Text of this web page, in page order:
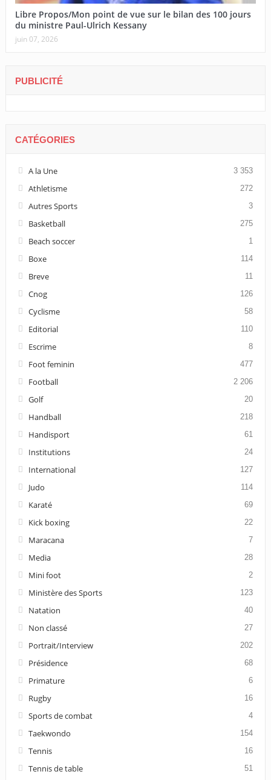
Libre Propos/Mon point de vue sur le bilan des 100 jours
du ministre Paul-Ulrich Kessany
juin 07, 2026
PUBLICITÉ
CATÉGORIES
A la Une 3 353
Athletisme 272
Autres Sports 3
Basketball 275
Beach soccer 1
Boxe 114
Breve 11
Cnog 126
Cyclisme 58
Editorial 110
Escrime 8
Foot feminin 477
Football 2 206
Golf 20
Handball 218
Handisport 61
Institutions 24
International 127
Judo 114
Karaté 69
Kick boxing 22
Maracana 7
Media 28
Mini foot 2
Ministère des Sports 123
Natation 40
Non classé 27
Portrait/Interview 202
Présidence 68
Primature 6
Rugby 16
Sports de combat 4
Taekwondo 154
Tennis 16
Tennis de table 51